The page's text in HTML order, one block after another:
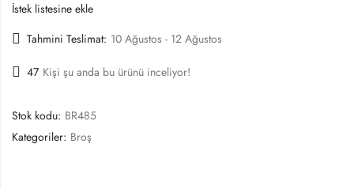
İstek listesine ekle
Tahmini Teslimat: 10 Ağustos - 12 Ağustos
47 Kişi şu anda bu ürünü inceliyor!
Stok kodu: BR485
Kategoriler: Broş